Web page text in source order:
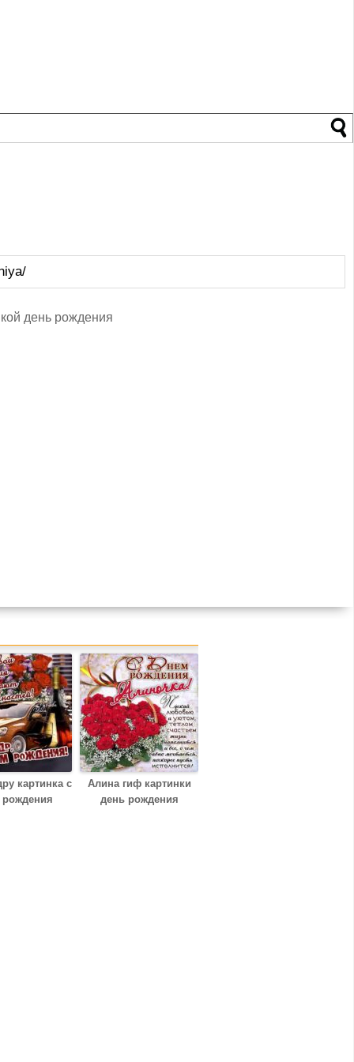
день рождения
картинка с
Алина гиф картинки
день рождения